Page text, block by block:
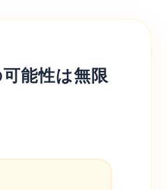
能性は無限